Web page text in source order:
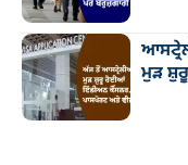
ਮੁੜ ਸ਼ੁਰੂ